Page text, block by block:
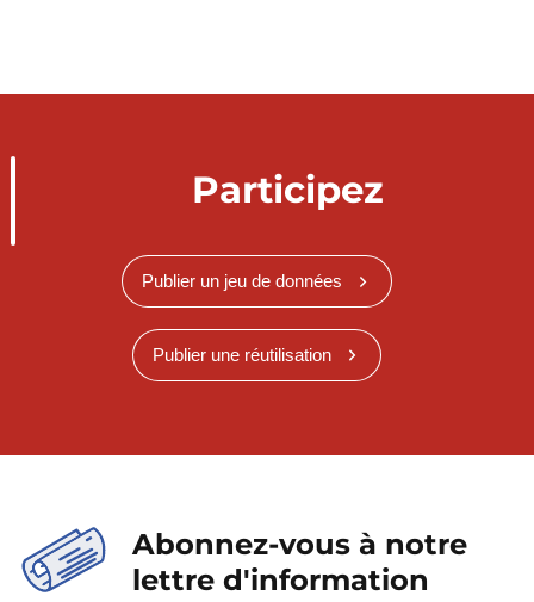
Participez
Publier un jeu de données
Publier une réutilisation
Abonnez-vous à notre
lettre d'information